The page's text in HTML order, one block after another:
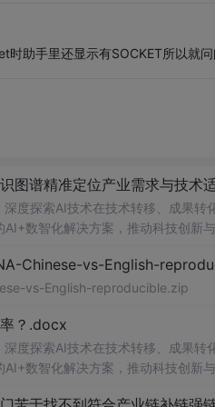
助手里还显示有SOCKET所以就
图谱精准定位产业需求与技术
度探索AI技术在技术转移、成果
数智化解决方案，推动科技创新与
Chinese-vs-English-
vs-English-reproducible.zip
？.docx
度探索AI技术在技术转移、成果
数智化解决方案，推动科技创新与